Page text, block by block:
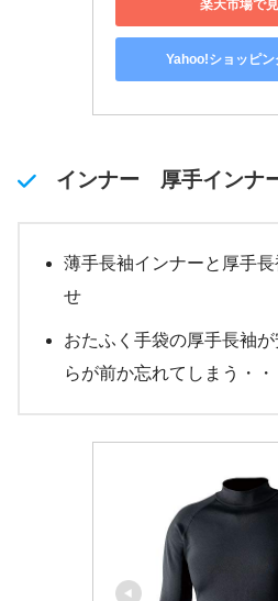
楽天市場で
Yahoo!ショッピン
インナー 厚手インナ
薄手長袖インナーと厚手
せ
おたふく手袋の厚手長袖
らが前か忘れてしまう・